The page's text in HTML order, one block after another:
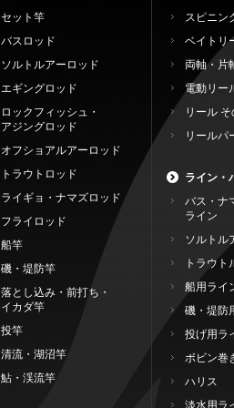
セット竿
バスロッド
ソルトルアーロッド
エギングロッド
ロックフィッシュ・
アジングロッド
オフショアルアーロッド
トラウトロッド
ライギョ・ナマズロッド
フライロッド
船竿
磯・堤防竿
落とし込み・前打ち・
イカダ竿
投竿
清流・湖沼竿
鮎・渓流竿
スピニン
ベイトリ
両軸・片
電動リー
リール
リールパ
ライン・
バス・ナ
ライン
ソルトル
トラウト
船用ライ
磯・堤防
投げ用ラ
ボビン巻
ハリス
淡水用ラ